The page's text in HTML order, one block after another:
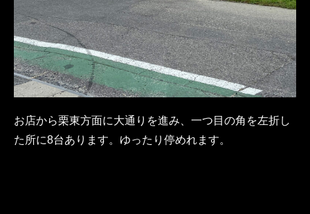
お店から栗東方面に大通りを進み、一つ目の角を左折し
た所に8台あります。ゆったり停めれます。